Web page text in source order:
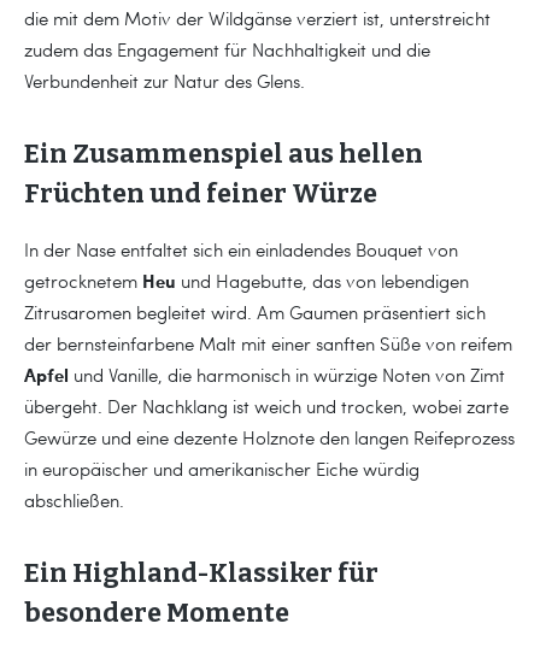
die mit dem Motiv der Wildgänse verziert ist, unterstreicht
zudem das Engagement für Nachhaltigkeit und die
Verbundenheit zur Natur des Glens.
Ein Zusammenspiel aus hellen
Früchten und feiner Würze
In der Nase entfaltet sich ein einladendes Bouquet von
getrocknetem Heu und Hagebutte, das von lebendigen
Zitrusaromen begleitet wird. Am Gaumen präsentiert sich
der bernsteinfarbene Malt mit einer sanften Süße von reifem
Apfel und Vanille, die harmonisch in würzige Noten von Zimt
übergeht. Der Nachklang ist weich und trocken, wobei zarte
Gewürze und eine dezente Holznote den langen Reifeprozess
in europäischer und amerikanischer Eiche würdig
abschließen.
Ein Highland-Klassiker für
besondere Momente